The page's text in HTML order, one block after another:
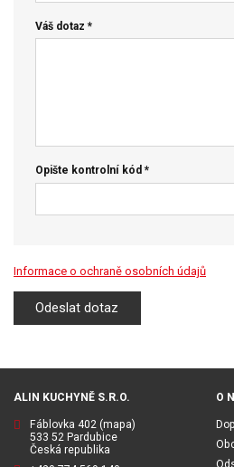
Váš dotaz *
Opište kontrolní kód *
Informace o ochraně osobních údajů
Odeslat dotaz
ALIN KUCHYNĚ S.R.O.
Fáblovka 402 (mapa)
533 52 Pardubice
Česká republika
O